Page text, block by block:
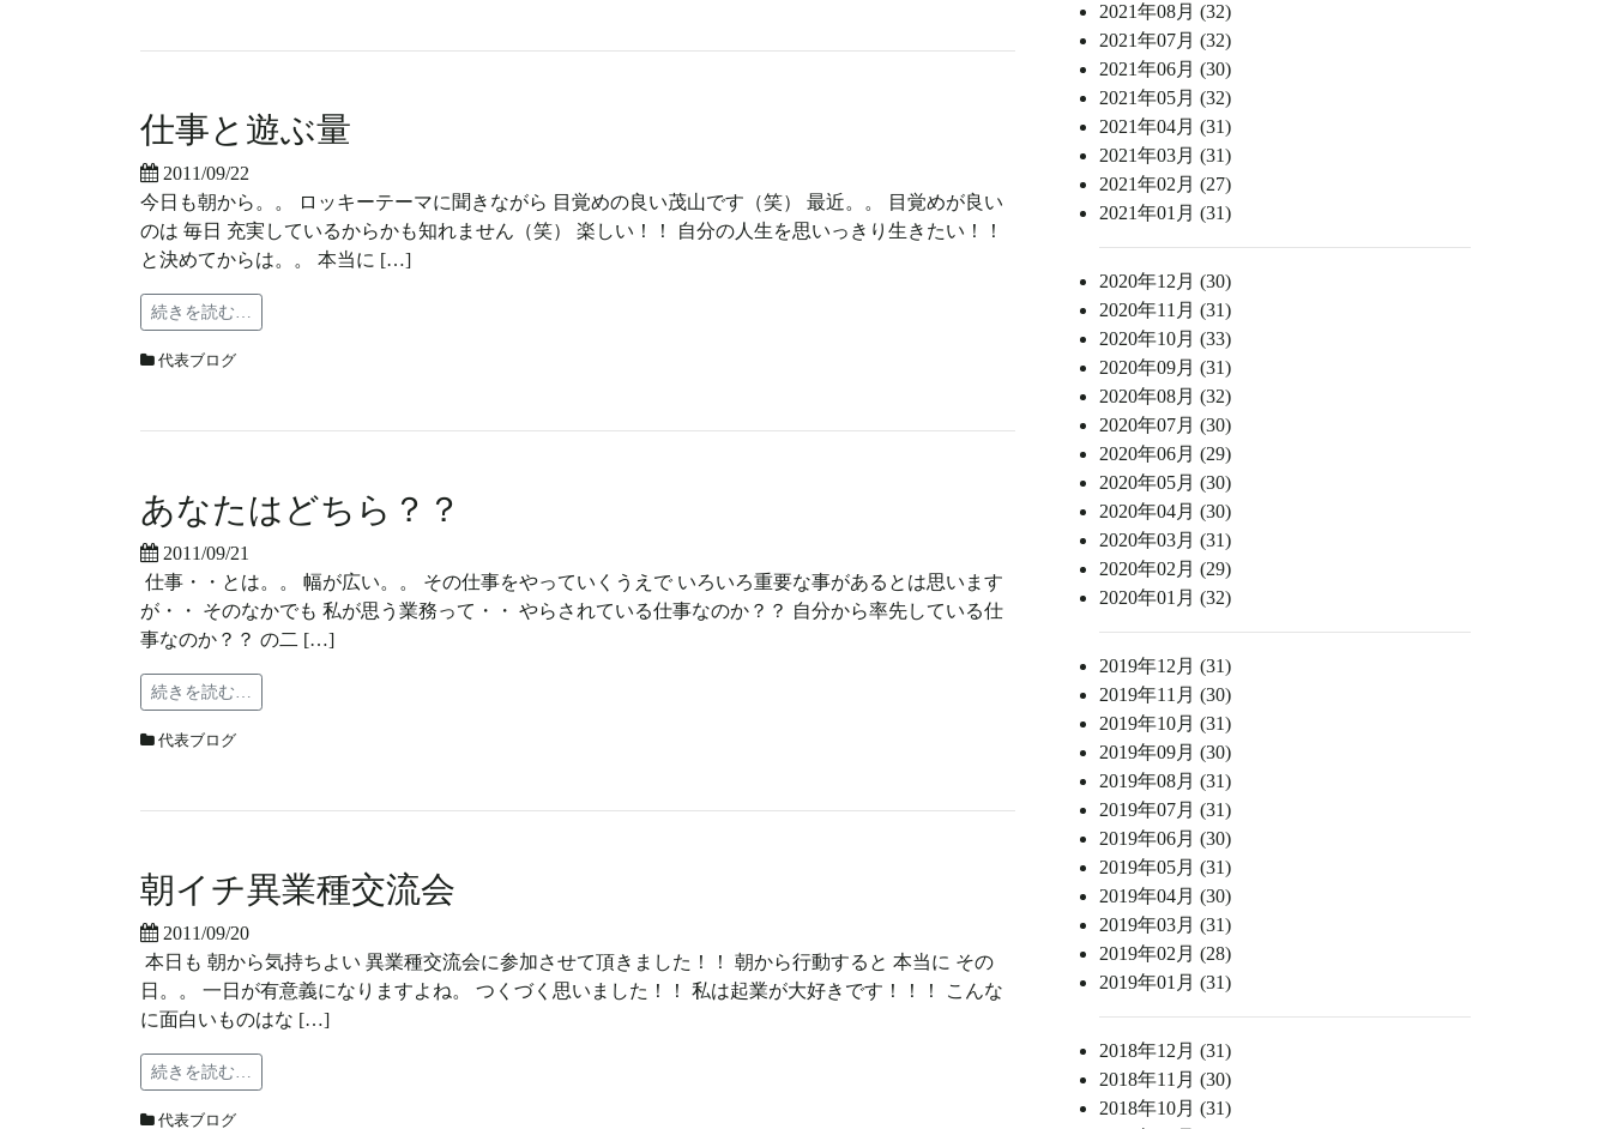
仕事と遊ぶ量
2011/09/22
今日も朝から。。 ロッキーテーマに聞きながら 目覚めの良い茂山です（笑） 最近。。 目覚めが良い
のは 毎日 充実しているからかも知れません（笑） 楽しい！！ 自分の人生を思いっきり生きたい！！
と決めてからは。。 本当に […]
続きを読む…
代表ブログ
あなたはどちら？？
2011/09/21
仕事・・とは。。 幅が広い。。 その仕事をやっていくうえで いろいろ重要な事があるとは思います
が・・ そのなかでも 私が思う業務って・・ やらされている仕事なのか？？ 自分から率先している仕
事なのか？？ の二 […]
続きを読む…
代表ブログ
朝イチ異業種交流会
2011/09/20
本日も 朝から気持ちよい 異業種交流会に参加させて頂きました！！ 朝から行動すると 本当に その
日。。 一日が有意義になりますよね。 つくづく思いました！！ 私は起業が大好きです！！！ こんな
に面白いものはな […]
続きを読む…
代表ブログ
2021年08月 (32)
2021年07月 (32)
2021年06月 (30)
2021年05月 (32)
2021年04月 (31)
2021年03月 (31)
2021年02月 (27)
2021年01月 (31)
2020年12月 (30)
2020年11月 (31)
2020年10月 (33)
2020年09月 (31)
2020年08月 (32)
2020年07月 (30)
2020年06月 (29)
2020年05月 (30)
2020年04月 (30)
2020年03月 (31)
2020年02月 (29)
2020年01月 (32)
2019年12月 (31)
2019年11月 (30)
2019年10月 (31)
2019年09月 (30)
2019年08月 (31)
2019年07月 (31)
2019年06月 (30)
2019年05月 (31)
2019年04月 (30)
2019年03月 (31)
2019年02月 (28)
2019年01月 (31)
2018年12月 (31)
2018年11月 (30)
2018年10月 (31)